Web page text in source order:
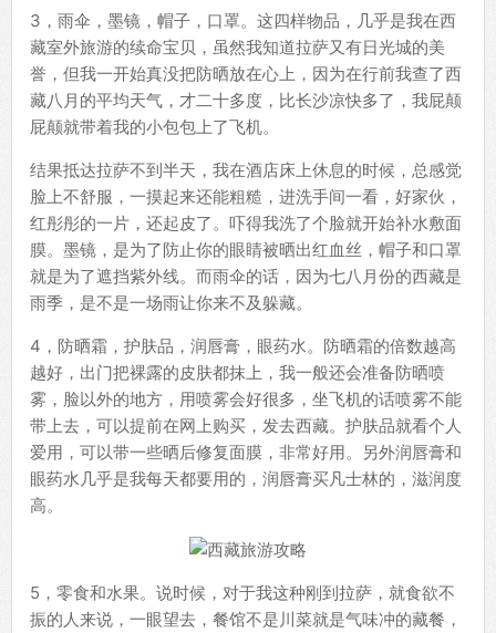
3，雨伞，墨镜，帽子，口罩。这四样物品，几乎是我在西
藏室外旅游的续命宝贝，虽然我知道拉萨又有日光城的美
誉，但我一开始真没把防晒放在心上，因为在行前我查了西
藏八月的平均天气，才二十多度，比长沙凉快多了，我屁颠
屁颠就带着我的小包包上了飞机。
结果抵达拉萨不到半天，我在酒店床上休息的时候，总感觉
脸上不舒服，一摸起来还能粗糙，进洗手间一看，好家伙，
红彤彤的一片，还起皮了。吓得我洗了个脸就开始补水敷面
膜。墨镜，是为了防止你的眼睛被晒出红血丝，帽子和口罩
就是为了遮挡紫外线。而雨伞的话，因为七八月份的西藏是
雨季，是不是一场雨让你来不及躲藏。
4，防晒霜，护肤品，润唇膏，眼药水。防晒霜的倍数越高
越好，出门把裸露的皮肤都抹上，我一般还会准备防晒喷
雾，脸以外的地方，用喷雾会好很多，坐飞机的话喷雾不能
带上去，可以提前在网上购买，发去西藏。护肤品就看个人
爱用，可以带一些晒后修复面膜，非常好用。另外润唇膏和
眼药水几乎是我每天都要用的，润唇膏买凡士林的，滋润度
高。
5，零食和水果。说时候，对于我这种刚到拉萨，就食欲不
振的人来说，一眼望去，餐馆不是川菜就是气味冲的藏餐，